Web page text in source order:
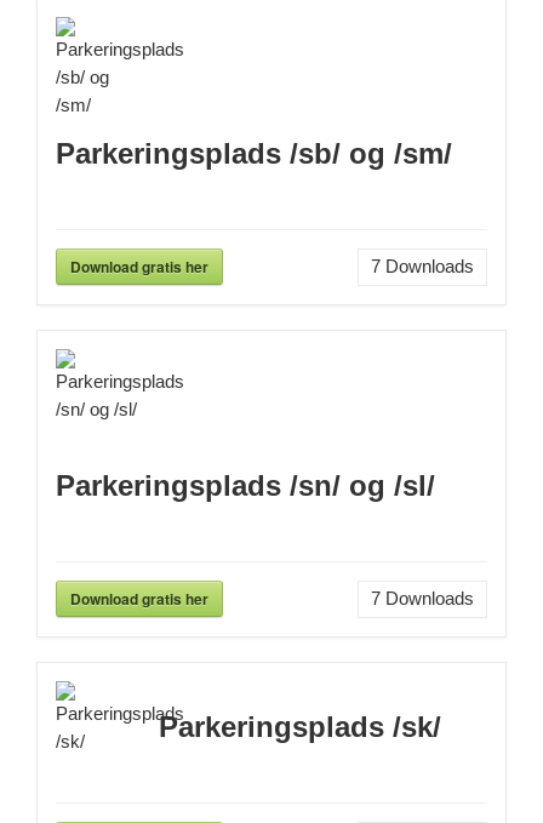
Parkeringsplads /sb/ og /sm/
Download gratis her 7Downloads
Parkeringsplads /sn/ og /sl/
Download gratis her 7Downloads
Parkeringsplads /sk/